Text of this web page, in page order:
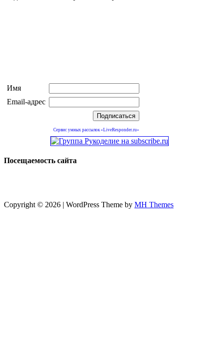
Имя
Email-адрес
Сервис умных рассылок «LiveResponder.ru»
Посещаемость сайта
Copyright © 2026 | WordPress Theme by MH Themes